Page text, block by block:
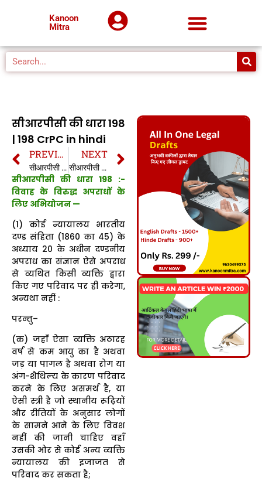
Kanoon
Mitra
सीआरपीसी की धारा 198
| 198 CrPC in hindi
PREVIOUS
सीआरपीसी की धारा 197 | 197 CrPC in hindi
NEXT
सीआरपीसी की धारा 198A | 198A CrPC in hindi
सीआरपीसी की धारा 198 :-
विवाह के विरुद्ध अपराधों के
लिए अभियोजन —
(1) कोई न्यायालय भारतीय
दण्ड संहिता (1860 का 45) के
अध्याय 20 के अधीन दण्डनीय
अपराध का संज्ञान ऐसे अपराध
से व्यथित किसी व्यक्ति द्वारा
किए गए परिवाद पर ही करेगा,
अन्यथा नहीं :
परन्तु–
(क) जहाँ ऐसा व्यक्ति अठारह
वर्ष से कम आयु का है अथवा
जड़ या पागल है अथवा रोग या
अंग-शैथिल्य के कारण परिवाद
करने के लिए असमर्थ है, या
ऐसी स्त्री है जो स्थानीय रूढ़ियों
और रीतियों के अनुसार लोगों
के सामने आने के लिए विवश
नहीं की जानी चाहिए वहाँ
उसकी ओर से कोई अन्य व्यक्ति
न्यायालय की इजाजत से
परिवाद कर सकता है;